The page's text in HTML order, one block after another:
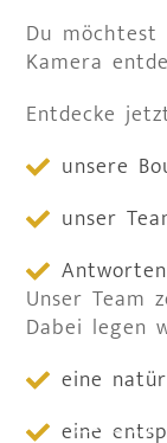
eine
eine
Unser Team
Dabei legen
unsere
unser
Du möchtest
Kamera
Entdecke